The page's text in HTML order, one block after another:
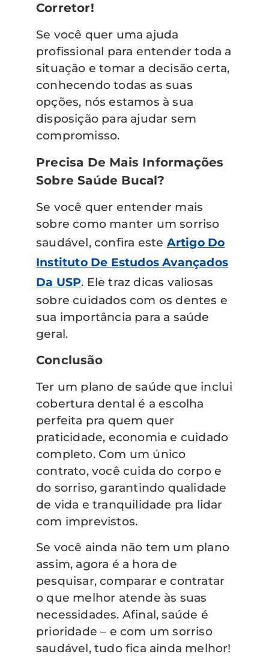
Corretor!
Se você quer uma ajuda
profissional para entender toda a
situação e tomar a decisão certa,
conhecendo todas as suas
opções, nós estamos à sua
disposição para ajudar sem
compromisso.
Precisa De Mais Informações
Sobre Saúde Bucal?
Se você quer entender mais
sobre como manter um sorriso
saudável, confira este Artigo Do
Instituto De Estudos Avançados
Da USP. Ele traz dicas valiosas
sobre cuidados com os dentes e
sua importância para a saúde
geral.
Conclusão
Ter um plano de saúde que inclui
cobertura dental é a escolha
perfeita pra quem quer
praticidade, economia e cuidado
completo. Com um único
contrato, você cuida do corpo e
do sorriso, garantindo qualidade
de vida e tranquilidade pra lidar
com imprevistos.
Se você ainda não tem um plano
assim, agora é a hora de
pesquisar, comparar e contratar
o que melhor atende às suas
necessidades. Afinal, saúde é
prioridade – e com um sorriso
saudável, tudo fica ainda melhor!